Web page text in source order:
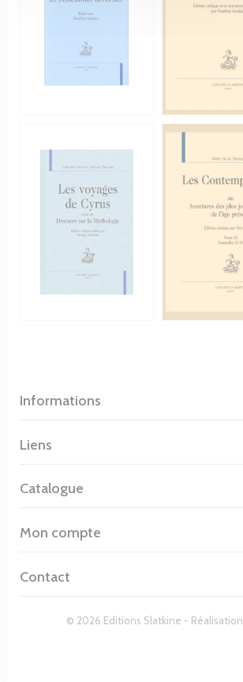
Informations
© 2026 Editions Slatkine - Réalisation
Liens
Catalogue
Mon compte
Contact